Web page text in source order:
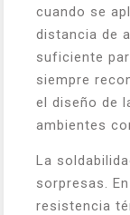
cuando se
distancia de
suficiente
siempre
el diseño de
ambientes
La
sorpresas.
resistencia